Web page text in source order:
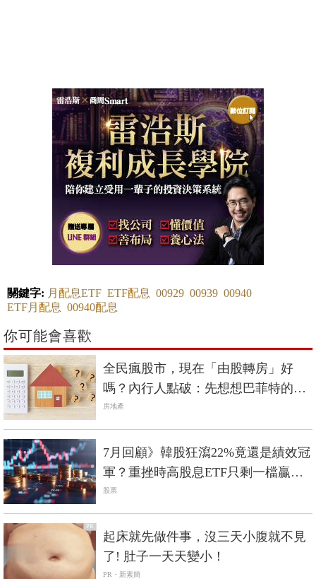
關鍵字: 月配息ETF ETF配息 00929 00939 00940
ETF月配息 00940配息
你可能會喜歡
全民瘋股市，現在「由股轉房」好
嗎？內行人點破：先想想巴菲特的這
句話
房地產
7月回顧》韓股狂瀉22%竟還是績效冠
軍？重挫時高股息ETF只剩一檔贏過
0050
股票
PR
起床就先做件事，沒三天小腹就不見
了! 肚子一天天變小！
PR・新素簡